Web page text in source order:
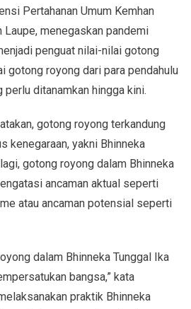
Pertahanan Umum Kemhan
menegaskan pandemi
penguat nilai-nilai gotong
gotong royong dari para pendahulu
ditanamkan hingga kini.
gotong royong terkandung
kenegaraan, yakni Bhinneka
gotong royong dalam Bhinneka
ancaman aktual seperti
atau ancaman potensial seperti
dalam Bhinneka Tunggal Ika
bangsa,” kata
praktik Bhinneka